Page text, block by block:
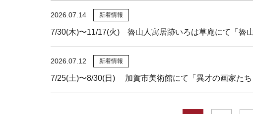
7/30(木)〜11/17(火) 魯山人寓居跡いろは草庵にて「魯
2026.07.14 新着情報
7/25(土)〜8/30(日) 加賀市美術館にて「異才の画家た
2026.07.12 新着情報